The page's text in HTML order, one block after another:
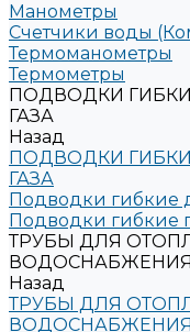
Манометры
Счетчики воды
Термоманометры
Термометры
ПОДВОДКИ
ГАЗА
Назад
ПОДВОДКИ
ГАЗА
Подводки гибкие
Подводки гибкие
ТРУБЫ ДЛЯ
Назад
ТРУБЫ ДЛЯ